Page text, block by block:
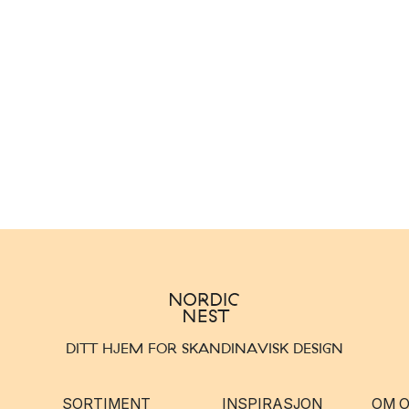
DITT HJEM FOR SKANDINAVISK DESIGN
SORTIMENT INSPIRASJON OM